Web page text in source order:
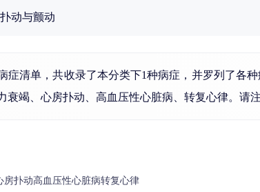
动与颤动
症清单，共收录了本分类下1种病症，并罗列了各
衰竭 、心房扑动、 高血压性心脏病、转复心律。请
房扑动高血压性心脏病转复心律